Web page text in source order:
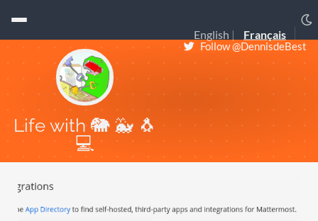
English Français
Life with 🐘 🐳 🐧
💻
Follow @DennisdeBest